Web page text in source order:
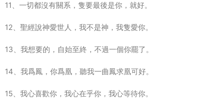
11、一切都沒有關系，隻要最後是你，就好。
12、聖經說神愛世人，我不是神，我隻愛你。
13、我想要的，自始至終，不過一個你罷了。
14、我爲鳳，你爲凰，聽我一曲鳳求凰可好。
15、我心喜歡你，我心在乎你，我心等待你。